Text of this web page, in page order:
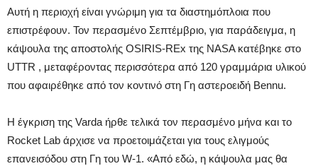
Αυτή η περιοχή είναι γνώριμη για τα διαστημόπλοια που
επιστρέφουν. Τον περασμένο Σεπτέμβριο, για παράδειγμα, η
κάψουλα της αποστολής OSIRIS-REx της NASA κατέβηκε στο
UTTR , μεταφέροντας περισσότερα από 120 γραμμάρια υλικού
που αφαιρέθηκε από τον κοντινό στη Γη αστεροειδή Bennu.
Η έγκριση της Varda ήρθε τελικά τον περασμένο μήνα και το
Rocket Lab άρχισε να προετοιμάζεται για τους ελιγμούς
επανεισόδου στη Γη του W-1. «Από εδώ, η κάψουλα μας θα